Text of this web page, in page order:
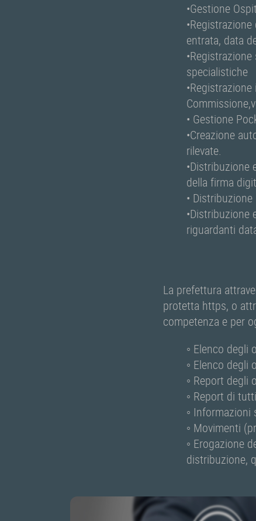
•Gestione
entrata, data
specialistiche
• Gestione
•Creazione
rilevate.
della firma
•
riguardanti
La prefettura
protetta https, o
competenza e per
◦ Elenco degli
◦ Elenco degli
◦ Report degli
◦ Report di
◦ Informazioni
◦ Movimenti
◦ Erogazione
distribuzione,